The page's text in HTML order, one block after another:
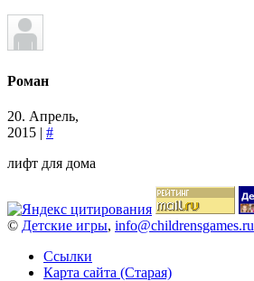
Роман
20. Апрель,
2015 | #
лифт для дома
© Детские игры, info@childrensgames.ru
Ссылки
Карта сайта (Старая)